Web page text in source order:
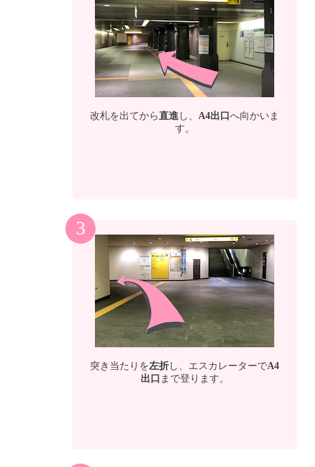
改札を出てから直進 し、 A4出口 へ向かいま
す。
3
突き当たりを左折 し、エスカレーターでA4
出口 まで登ります。